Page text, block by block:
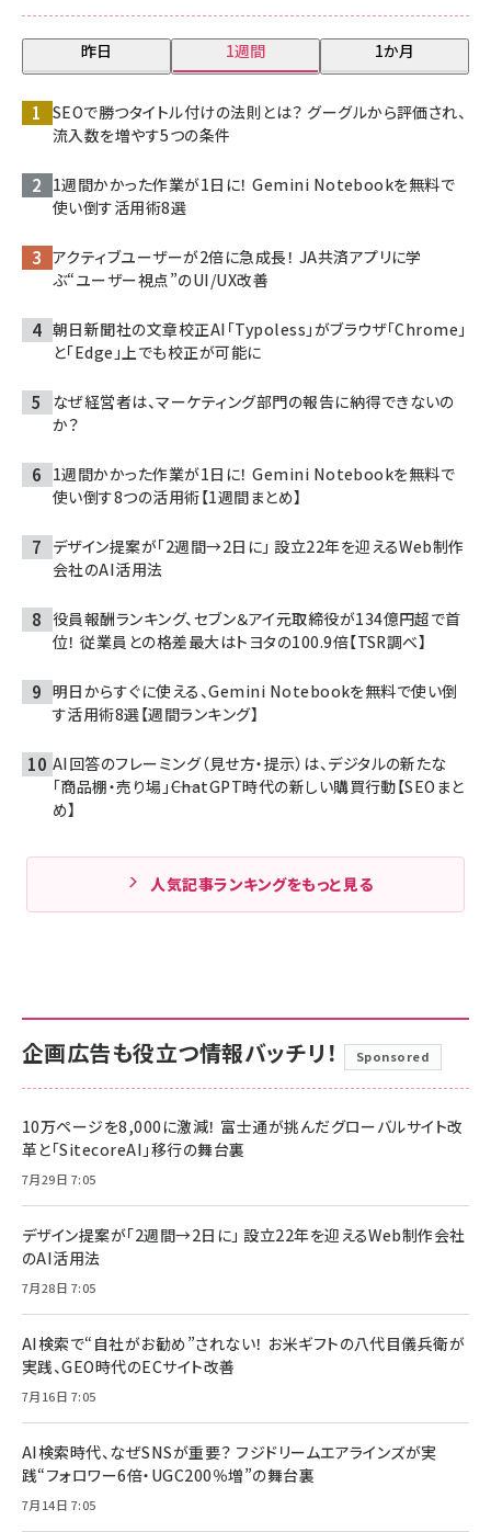
昨日 1週間 1か月
SEOで勝つタイトル付けの法則とは？ グーグルから評価され、
流入数を増やす5つの条件
1週間かかった作業が1日に！ Gemini Notebookを無料で
使い倒す活用術8選
アクティブユーザーが2倍に急成長！ JA共済アプリに学
ぶ“ユーザー視点”のUI/UX改善
朝日新聞社の文章校正AI「Typoless」がブラウザ「Chrome」
と「Edge」上でも校正が可能に
なぜ経営者は、マーケティング部門の報告に納得できないの
か？
1週間かかった作業が1日に！ Gemini Notebookを無料で
使い倒す8つの活用術【1週間まとめ】
デザイン提案が「2週間→2日に」 設立22年を迎えるWeb制作
会社のAI活用法
役員報酬ランキング、セブン＆アイ元取締役が134億円超で首
位！ 従業員との格差最大はトヨタの100.9倍【TSR調べ】
明日からすぐに使える、Gemini Notebookを無料で使い倒
す活用術8選【週間ランキング】
AI回答のフレーミング（見せ方・提示）は、デジタルの新たな
「商品棚・売り場」――ChatGPT時代の新しい購買行動【SEOまと
め】
人気記事ランキングをもっと見る
企画広告も役立つ情報バッチリ！ Sponsored
10万ページを8,000に激減！ 富士通が挑んだグローバルサイト改
革と「SitecoreAI」移行の舞台裏
7月29日 7:05
デザイン提案が「2週間→2日に」 設立22年を迎えるWeb制作会社
のAI活用法
7月28日 7:05
AI検索で“自社がお勧め”されない！ お米ギフトの八代目儀兵衛が
実践、GEO時代のECサイト改善
7月16日 7:05
AI検索時代、なぜSNSが重要？ フジドリームエアラインズが実
践“フォロワー6倍・UGC200％増”の舞台裏
7月14日 7:05